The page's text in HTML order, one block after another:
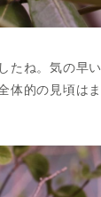
たね。気の早
体的の見頃は